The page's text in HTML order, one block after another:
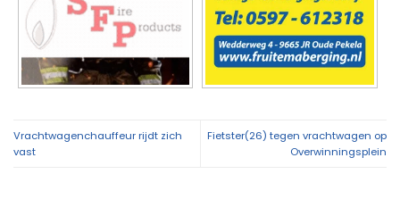
Vrachtwagenchauffeur rijdt zich
vast
Fietster(26) tegen vrachtwagen op
Overwinningsplein